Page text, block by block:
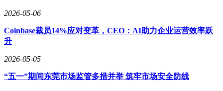
2026-05-06
Coinbase裁员14%应对变革，CEO：AI助力企业运营效率跃
升
2026-05-05
“五一”期间东莞市场监管多措并举 筑牢市场安全防线